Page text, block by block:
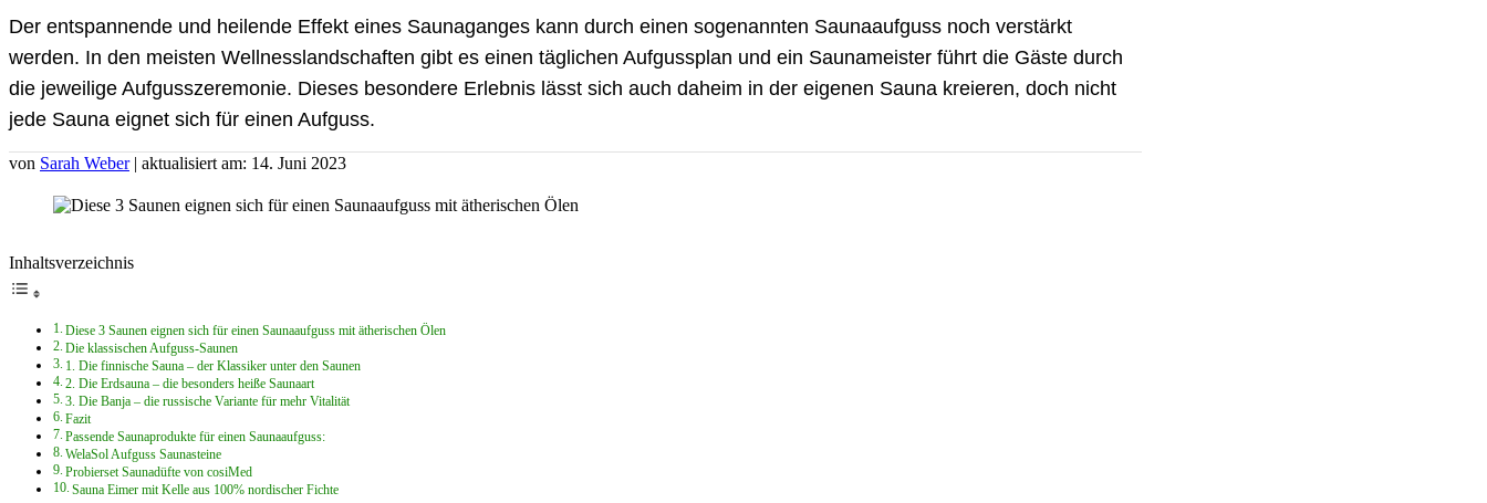
Der entspannende und heilende Effekt eines Saunaganges kann durch einen sogenannten Saunaaufguss noch verstärkt
werden. In den meisten Wellnesslandschaften gibt es einen täglichen Aufgussplan und ein Saunameister führt die Gäste durch
die jeweilige Aufgusszeremonie. Dieses besondere Erlebnis lässt sich auch daheim in der eigenen Sauna kreieren, doch nicht
jede Sauna eignet sich für einen Aufguss.
von Sarah Weber | aktualisiert am: 14. Juni 2023
Inhaltsverzeichnis
Diese 3 Saunen eignen sich für einen Saunaaufguss mit ätherischen Ölen
Die klassischen Aufguss-Saunen
1. Die finnische Sauna – der Klassiker unter den Saunen
2. Die Erdsauna – die besonders heiße Saunaart
3. Die Banja – die russische Variante für mehr Vitalität
Fazit
Passende Saunaprodukte für einen Saunaaufguss:
WelaSol Aufguss Saunasteine
Probierset Saunadüfte von cosiMed
Sauna Eimer mit Kelle aus 100% nordischer Fichte